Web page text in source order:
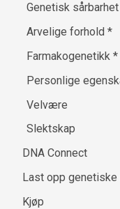
Genetisk
Arvelige forhold*
Farmakogenetikk*
Personlige
Velvære
Slektskap
DNA Connect
Last opp genetiske
Kjøp